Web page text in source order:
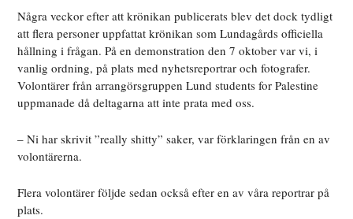
Några veckor efter att krönikan publicerats blev det dock tydligt
att flera personer uppfattat krönikan som Lundagårds officiella
hållning i frågan. På en demonstration den 7 oktober var vi, i
vanlig ordning, på plats med nyhetsreportrar och fotografer.
Volontärer från arrangörsgruppen Lund students for Palestine
uppmanade då deltagarna att inte prata med oss.
– Ni har skrivit ”really shitty” saker, var förklaringen från en av
volontärerna.
Flera volontärer följde sedan också efter en av våra reportrar på
plats.